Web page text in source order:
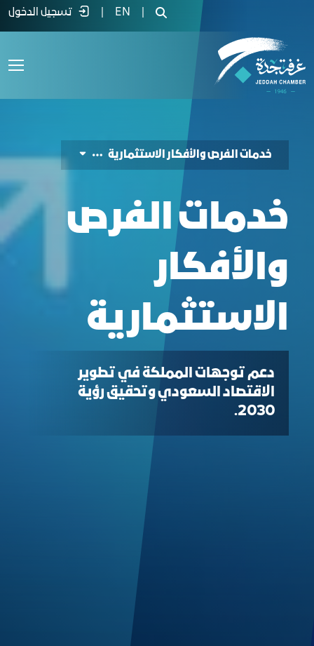
خدمات الفرص والأفكار الاستثمارية - غرفة
EN تسجيل الدخول
خدمات الفرص والأفكار الاستثمارية
خدمات الفرص
والأفكار
الاستثمارية
دعم توجهات المملكة في تطوير
الاقتصاد السعودي وتحقيق رؤية
2030.